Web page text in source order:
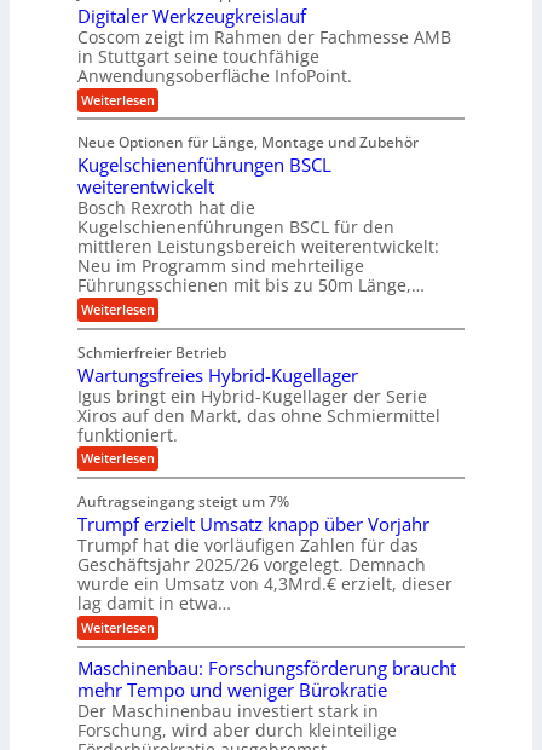
i
e
b
e
f
ü
r
r
a
u
e
U
m
g
e
b
u
n
g
e
n
a
g
s
e
i
n
g
a
n
g
i
g
e
r
S
t
e
l
l
e
n
t
r
i
e
b
e
f
r
p
r
ä
z
i
s
e
H
u
b
e
w
e
g
u
n
g
e
z
i
s
i
o
n
f
r
A
u
t
o
m
o
t
i
v
e
n
d
M
a
s
c
h
i
e
n
b
a
u
Digitaler Werkzeugkreislauf
Coscom zeigt im Rahmen der Fachmesse AMB
in Stuttgart seine touchfähige
Anwendungsoberfläche InfoPoint.
Weiterlesen:
D
g
i
t
a
l
e
r
W
e
r
k
z
e
u
g
k
r
e
i
s
a
u
f
Neue Optionen für Länge, Montage und Zubehör
Kugelschienenführungen BSCL
weiterentwickelt
Bosch Rexroth hat die
Kugelschienenführungen BSCL für den
mittleren Leistungsbereich weiterentwickelt:
Neu im Programm sind mehrteilige
Führungsschienen mit bis zu 50m Länge,…
Weiterlesen:
K
g
e
l
s
c
h
i
e
e
n
f
ü
h
r
u
n
g
e
n
B
S
C
Schmierfreier Betrieb
Wartungsfreies Hybrid-Kugellager
Igus bringt ein Hybrid-Kugellager der Serie
Xiros auf den Markt, das ohne Schmiermittel
funktioniert.
Weiterlesen:
W
r
t
u
n
g
s
r
e
e
s
H
y
b
Auftragseingang steigt um 7%
Trumpf erzielt Umsatz knapp über Vorjahr
Trumpf hat die vorläufigen Zahlen für das
Geschäftsjahr 2025/26 vorgelegt. Demnach
wurde ein Umsatz von 4,3Mrd.€ erzielt, dieser
lag damit in etwa…
Weiterlesen:
T
u
m
p
f
e
Maschinenbau: Forschungsförderung braucht
mehr Tempo und weniger Bürokratie
Der Maschinenbau investiert stark in
Forschung, wird aber durch kleinteilige